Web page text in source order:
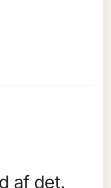
af det.